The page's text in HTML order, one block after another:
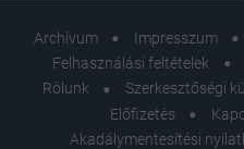
Archívum Impresszum
Felhasználási feltételek
Rólunk
Szerkesztőségi
Előfizetés
Akadálymentesítési